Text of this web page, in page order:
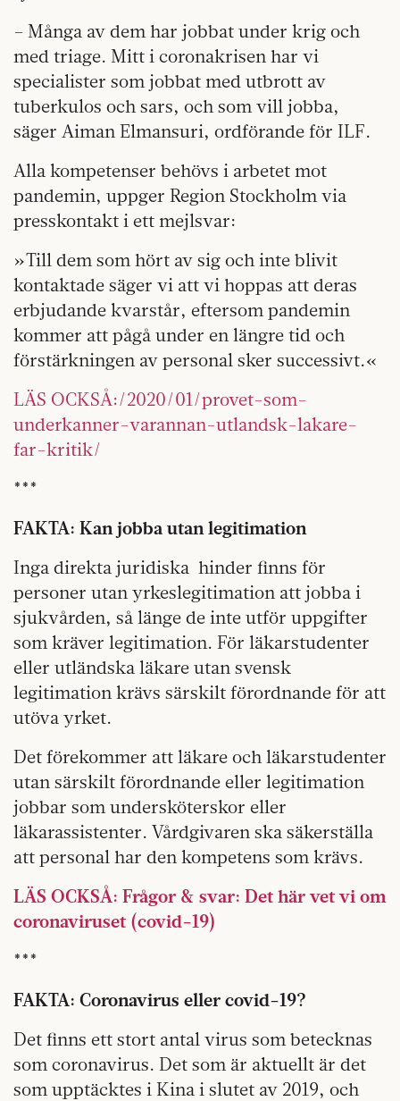
– Många av dem har jobbat under krig och
med triage. Mitt i coronakrisen har vi
specialister som jobbat med utbrott av
tuberkulos och sars, och som vill jobba,
säger Aiman Elmansuri, ordförande för ILF.
Alla kompetenser behövs i arbetet mot
pandemin, uppger Region Stockholm via
presskontakt i ett mejlsvar:
»Till dem som hört av sig och inte blivit
kontaktade säger vi att vi hoppas att deras
erbjudande kvarstår, eftersom pandemin
kommer att pågå under en längre tid och
förstärkningen av personal sker successivt.«
LÄS OCKSÅ:/2020/01/provet-som-
underkanner-varannan-utlandsk-lakare-
far-kritik/
***
FAKTA: Kan jobba utan legitimation
Inga direkta juridiska hinder finns för
personer utan yrkeslegitimation att jobba i
sjukvården, så länge de inte utför uppgifter
som kräver legitimation. För läkarstudenter
eller utländska läkare utan svensk
legitimation krävs särskilt förordnande för att
utöva yrket.
Det förekommer att läkare och läkarstudenter
utan särskilt förordnande eller legitimation
jobbar som undersköterskor eller
läkarassistenter. Vårdgivaren ska säkerställa
att personal har den kompetens som krävs.
LÄS OCKSÅ: Frågor & svar: Det här vet vi om
coronaviruset (covid-19)
***
FAKTA: Coronavirus eller covid-19?
Det finns ett stort antal virus som betecknas
som coronavirus. Det som är aktuellt är det
som upptäcktes i Kina i slutet av 2019, och